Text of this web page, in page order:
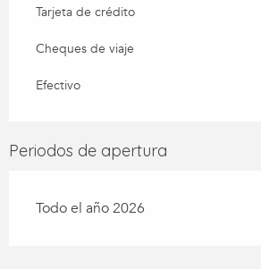
Tarjeta de crédito
Cheques de viaje
Efectivo
Periodos de apertura
Todo el año 2026